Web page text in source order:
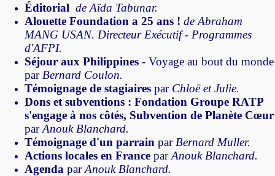
Éditorial de Aïda Tabunar.
Alouette Foundation a 25 ans ! de Abraham
MANG USAN. Directeur Exécutif - Programmes
d'AFPI.
Séjour aux Philippines - Voyage au bout du monde
par Bernard Coulon.
Témoignage de stagiaires par Chloë et Julie.
Dons et subventions : Fondation Groupe RATP
s'engage à nos côtés, Subvention de Planète Cœur
parAnouk Blanchard.
Témoignage d'un parrain par Bernard Muller.
Actions locales en France parAnouk Blanchard.
Agenda parAnouk Blanchard.